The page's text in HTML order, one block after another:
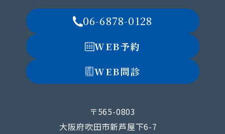
06-6878-0128
WEB予約
WEB問診
〒565-0803
大阪府吹田市新芦屋下6-7